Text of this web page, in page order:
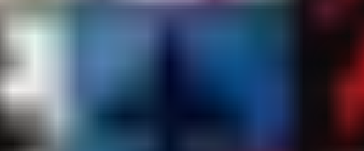
das sich stetig seit 2021 weiterentwickelt.